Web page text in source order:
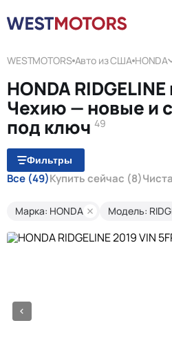
WESTMOTORS Авто из США HONDA
HONDA
Чехию — новые и
под ключ 49
Фильтры
Все (49)Купить сейчас (8)
Марка: HONDA Модель: